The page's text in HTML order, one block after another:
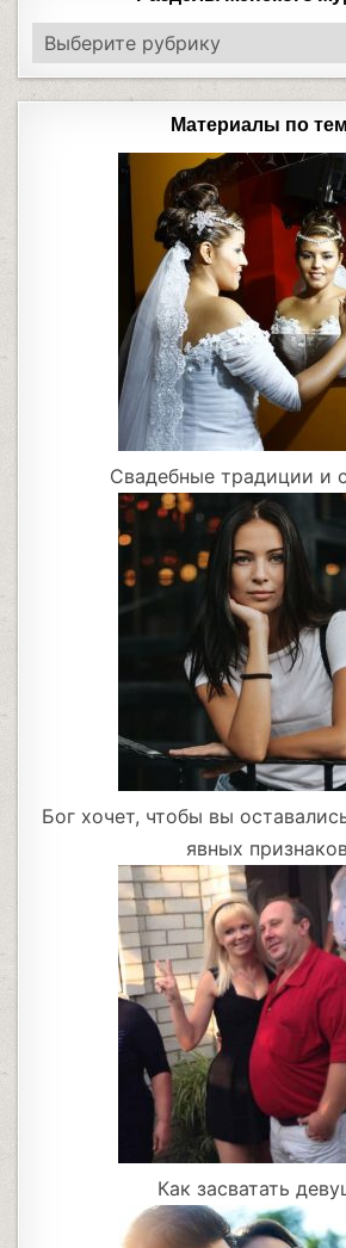
Материалы по
Свадебные традиции и
Бог хочет, чтобы вы
явных признаков
Как засватать